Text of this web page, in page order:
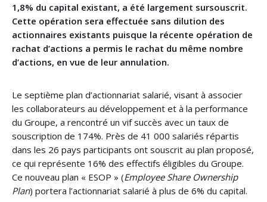
1,8% du capital existant, a été largement sursouscrit.
Cette opération sera effectuée sans dilution des
actionnaires existants puisque la récente opération de
rachat d’actions a permis le rachat du même nombre
d’actions, en vue de leur annulation.
Le septième plan d’actionnariat salarié, visant à associer
les collaborateurs au développement et à la performance
du Groupe, a rencontré un vif succès avec un taux de
souscription de 174%. Près de 41 000 salariés répartis
dans les 26 pays participants ont souscrit au plan proposé,
ce qui représente 16% des effectifs éligibles du Groupe.
Ce nouveau plan « ESOP » (Employee Share Ownership
Plan) portera l’actionnariat salarié à plus de 6% du capital.